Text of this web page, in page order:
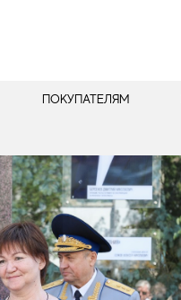
ПОКУПАТЕЛЯМ